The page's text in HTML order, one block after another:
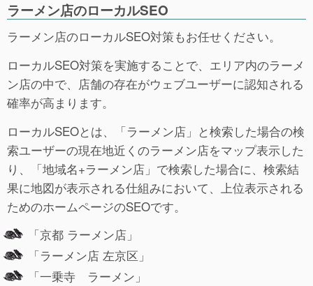
ラーメン店のローカルSEO
ラーメン店のローカルSEO対策もお任せください。
ローカルSEO対策を実施することで、エリア内のラーメ
ン店の中で、店舗の存在がウェブユーザーに認知される
確率が高まります。
ローカルSEOとは、「ラーメン店」と検索した場合の検
索ユーザーの現在地近くのラーメン店をマップ表示した
り、「地域名+ラーメン店」で検索した場合に、検索結
果に地図が表示される仕組みにおいて、上位表示される
ためのホームページのSEOです。
「京都 ラーメン店」
「ラーメン店 左京区」
「一乗寺 ラーメン」